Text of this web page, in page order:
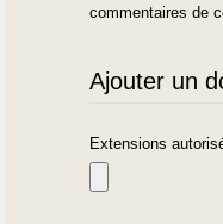
commentaires de
Ajouter un
Extensions